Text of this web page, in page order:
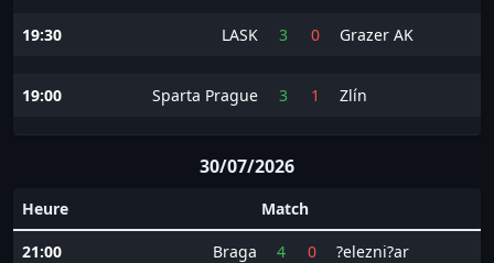
19:30 LASK 3 0 Grazer AK
19:00 Sparta Prague 3 1 Zlín
30/07/2026
Heure Match
21:00 Braga 4 0 ?elezni?ar